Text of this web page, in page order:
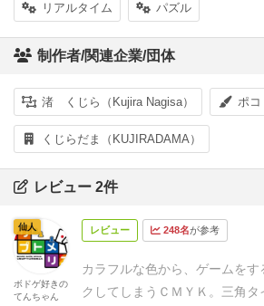
リアルタイム パズル
制作者/関連企業/団体
渚 くじら（Kujira Nagisa） ポコ
くじらだま（KUJIRADAMA）
レビュー 2件
レビュー 248名が参考
カラフルな色から、ゲームを
クしてしまう ＣＭＹＫ。三角タ
仙人
ボドゲ好きの
てんちゃん